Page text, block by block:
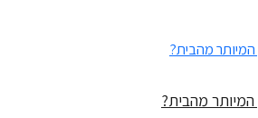
מהבית?